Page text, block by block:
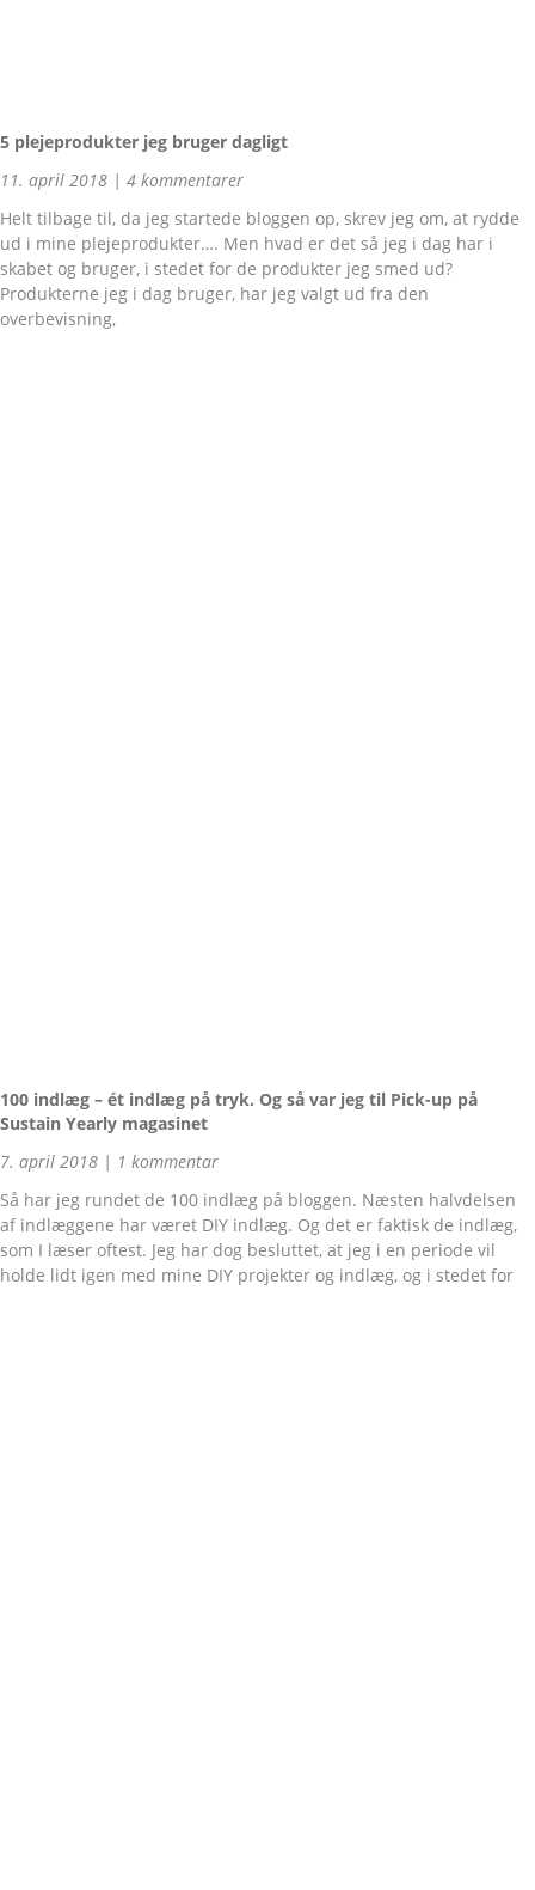
5 plejeprodukter jeg bruger dagligt
11. april 2018
4 kommentarer
Helt tilbage til, da jeg startede bloggen op, skrev jeg om, at rydde
ud i mine plejeprodukter…. Men hvad er det så jeg i dag har i
skabet og bruger, i stedet for de produkter jeg smed ud?
Produkterne jeg i dag bruger, har jeg valgt ud fra den
overbevisning,
100 indlæg – ét indlæg på tryk. Og så var jeg til Pick-up på
Sustain Yearly magasinet
7. april 2018
1 kommentar
Så har jeg rundet de 100 indlæg på bloggen. Næsten halvdelsen
af indlæggene har været DIY indlæg. Og det er faktisk de indlæg,
som I læser oftest. Jeg har dog besluttet, at jeg i en periode vil
holde lidt igen med mine DIY projekter og indlæg, og i stedet for